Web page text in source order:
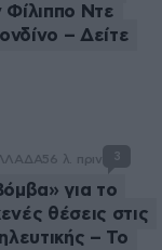
Φίλιππο Ντε
– Δείτε
56 λ. πριν 3
για το
θέσεις στις
– Το